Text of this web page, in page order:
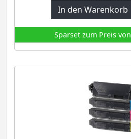
In den Warenkorb
Sparset zum Preis